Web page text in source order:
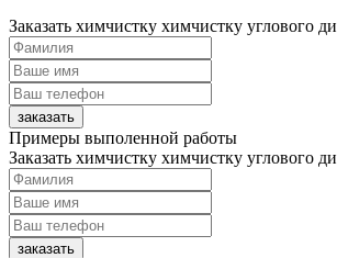
Заказать химчистку химчистку углового
заказать
Примеры выполенной работы
Заказать химчистку химчистку углового
заказать